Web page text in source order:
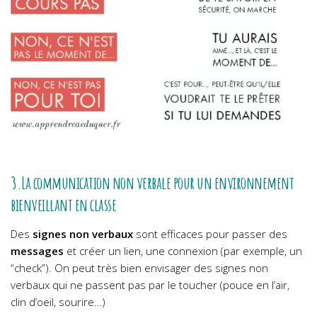
3.La communication non verbale pour un environnement
bienveillant en classe
Des signes non verbaux sont efficaces pour passer des
messages et créer un lien, une connexion (par exemple, un
“check”). On peut très bien envisager des signes non
verbaux qui ne passent pas par le toucher (pouce en l’air,
clin d’oeil, sourire…)